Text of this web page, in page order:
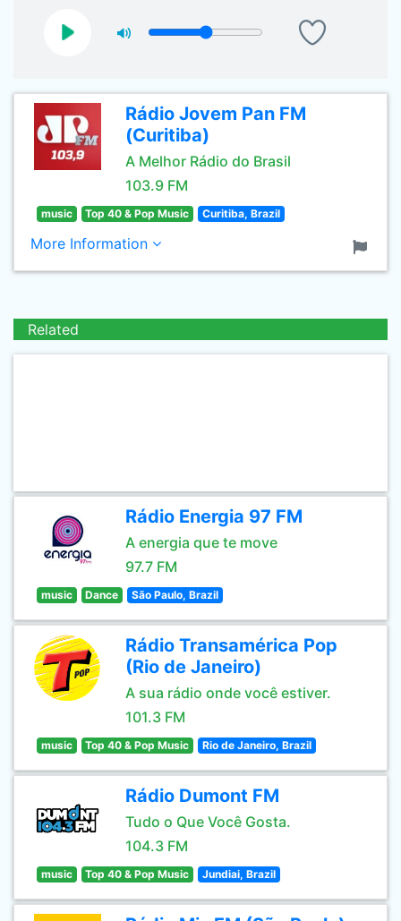
Rádio Jovem Pan FM
(Curitiba)
A Melhor Rádio do Brasil
103.9 FM
music Top 40 & Pop Music Curitiba, Brazil
More Information
Related
Rádio Energia 97 FM
A energia que te move
97.7 FM
music Dance São Paulo, Brazil
Rádio Transamérica Pop
(Rio de Janeiro)
A sua rádio onde você estiver.
101.3 FM
music Top 40 & Pop Music Rio de Janeiro, Brazil
Rádio Dumont FM
Tudo o Que Você Gosta.
104.3 FM
music Top 40 & Pop Music Jundiai, Brazil